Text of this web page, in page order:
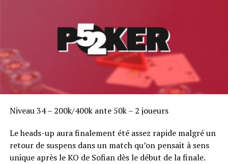
river mais pour 20 500 ce coup-ci. Son adversaire
muck immédiatement et Babel remporte le coup
sans avoir à montrer sa main.
Niveau 34 – 200k/400k ante 50k – 2 joueurs
Le heads-up aura finalement été assez rapide malgré un
retour de suspens dans un match qu’on pensait à sens
unique après le KO de Sofian dès le début de la finale.